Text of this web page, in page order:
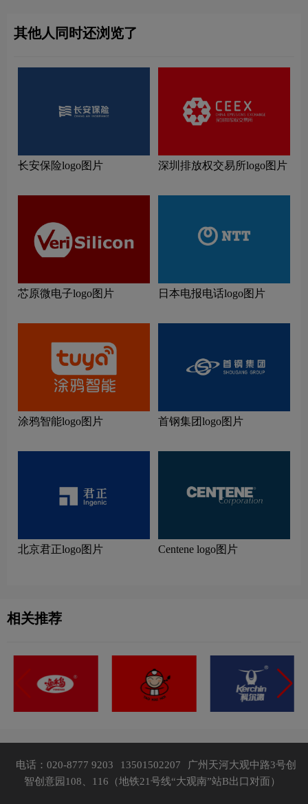
其他人同时还浏览了
长安保险logo图片 深圳排放权交易所logo图片
芯原微电子logo图片 日本电报电话logo图片
涂鸦智能logo图片 首钢集团logo图片
北京君正logo图片 Centene logo图片
相关推荐
电话：020-8777 9203 13501502207
广州天河大观中路3号创
智创意园108、116（地铁21号线“大观南”站B出口对面）